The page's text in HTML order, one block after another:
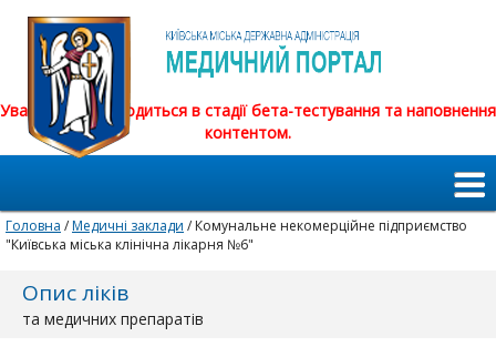
Увага! Сайт знаходиться в стадії бета-тестування та наповнення
контентом.
Головна /Медичні заклади / Комунальне некомерційне підприємство
"Київська міська клінічна лікарня №6"
Опис ліків
та медичних препаратів